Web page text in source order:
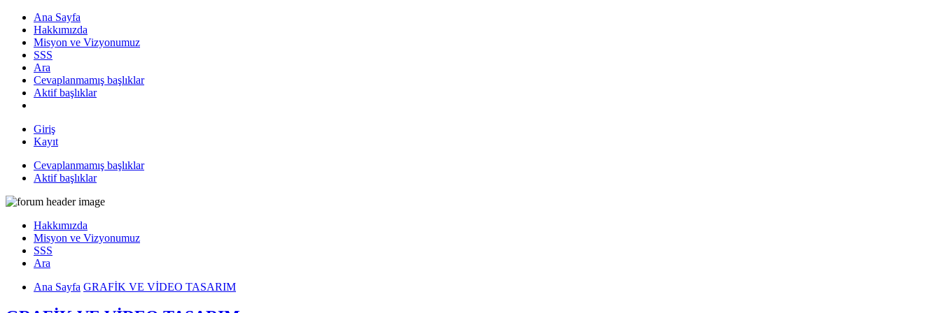
Ana Sayfa
Hakkımızda
Misyon ve Vizyonumuz
SSS
Ara
Cevaplanmamış başlıklar
Aktif başlıklar
Giriş
Kayıt
Cevaplanmamış başlıklar
Aktif başlıklar
Hakkımızda
Misyon ve Vizyonumuz
SSS
Ara
Ana Sayfa GRAFİK VE VİDEO TASARIM